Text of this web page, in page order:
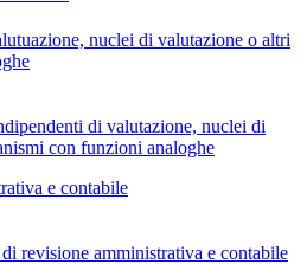
nuclei di valutazione o altri
di valutazione, nuclei di
con funzioni analoghe
e contabile
revisione amministrativa e contabile